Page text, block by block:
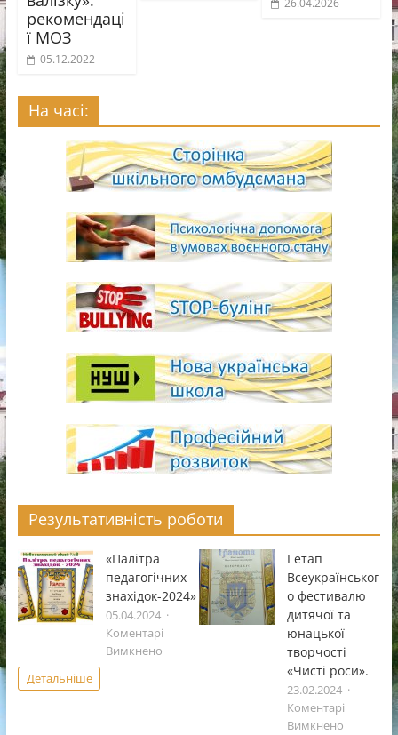
рекомендаці
ї МОЗ
05.12.2022
26.04.2026
На часі:
Результативність роботи
«Палітра
педагогічних
знахідок-2024»
05.04.2024
Коментарі
Вимкненодо
Детальніше
І етап
Всеукраïнськог
о фестивалю
дитячоï та
юнацькоï
творчостi
«Чистi роси».
23.02.2024
Коментарі
Вимкненодо